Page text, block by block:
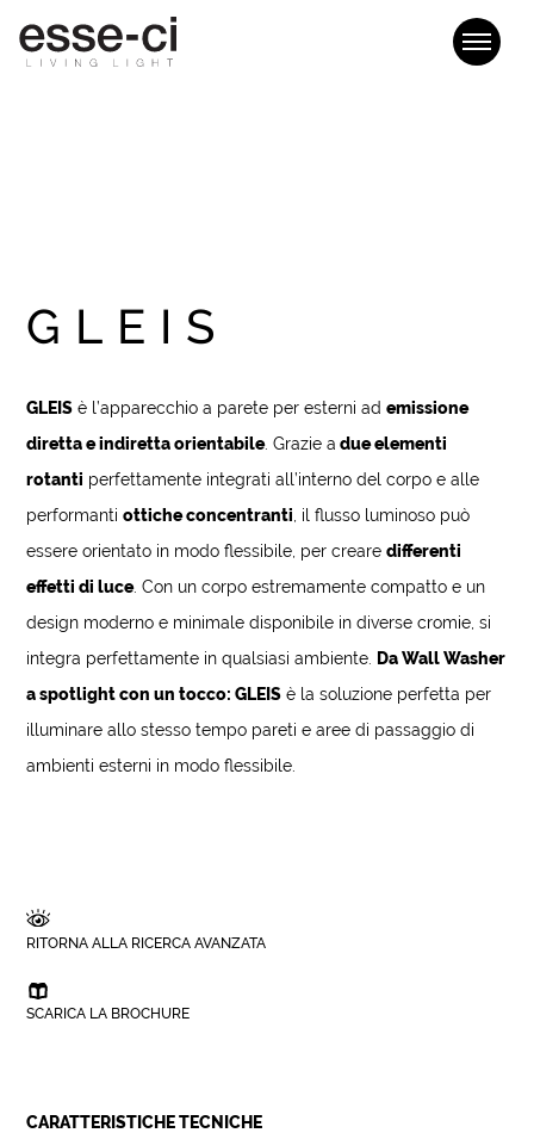
GLEIS
GLEIS è l’apparecchio a parete per esterni ademissione
diretta e indiretta orientabile. Grazie a due elementi
rotanti perfettamente integrati all’interno del corpo e alle
performantiottiche concentranti , il flusso luminoso può
essere orientato in modo flessibile, per crearedifferenti
effetti di luce. Con un corpo estremamente compatto e un
design moderno e minimale disponibile in diverse cromie, si
integra perfettamente in qualsiasi ambiente.
Da Wall Washer
a spotlight con un tocco: GLEIS è la soluzione perfetta per
illuminare allo stesso tempo pareti e aree di passaggio di
ambienti esterni in modo flessibile.
RITORNA ALLA RICERCA AVANZATA
SCARICA LA BROCHURE
CARATTERISTICHE TECNICHE